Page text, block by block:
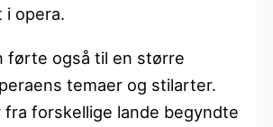
i opera.
førte også til en større
temaer og stilarter.
fra forskellige lande begyndte